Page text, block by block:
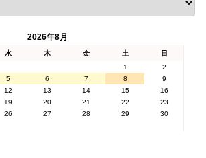
2026年8月
水 木 金 土
日
1
2
5 6 7 8
9
12 13 14 15
16
19 20 21 22
23
26 27 28 29
30